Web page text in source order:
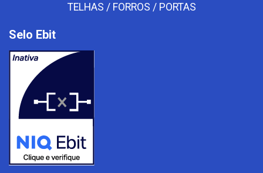
TELHAS / FORROS / PORTAS
Selo Ebit